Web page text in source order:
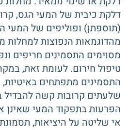
דלקת כיבית של המעי הגס,
(תוספתן) ופוליפים של המעי
מהדוגמאות הנפוצות למחלות
מסוימים התסמינים חריפים
טיפול חירום. לעומת זאת,
התסמינים מתפתחים
שלעתים קרובות קשה להבדיל
הפרעות בתפקוד המעי שאינן
אי שליטה על היציאות,